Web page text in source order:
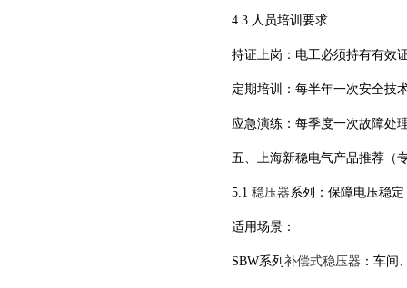
4.3 人员培训要求
持证上岗：电工必须持有有效
定期培训：每半年一次安全技
应急演练：每季度一次故障处
五、上海新稳电气产品推荐（
5.1 稳压器系列：保障电压稳定
适用场景：
SBW系列 补偿式稳压器 ：车间